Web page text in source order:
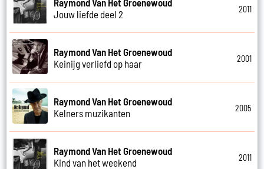
Jouw liefde deel 2
2011
Raymond Van Het Groenewoud
Keinijg verliefd op haar
2001
Raymond Van Het Groenewoud
Kelners muzikanten
2005
Raymond Van Het Groenewoud
Kind van het weekend
2011